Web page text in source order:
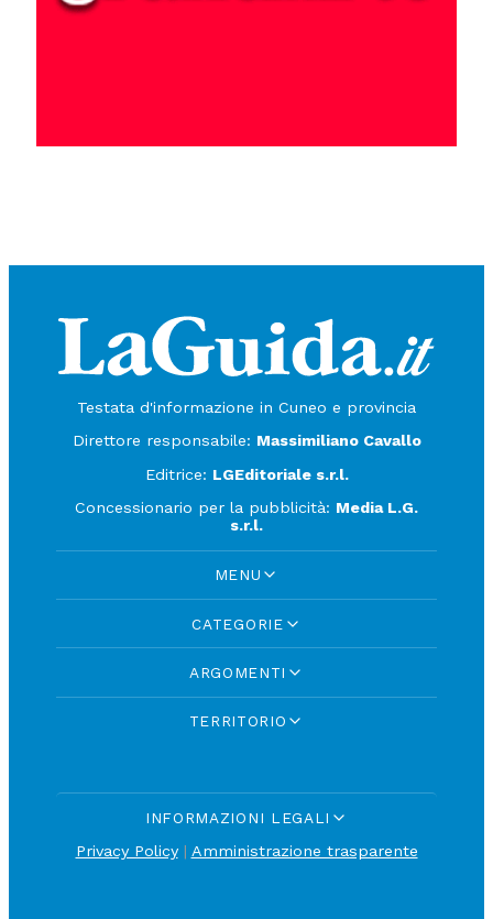
Testata d'informazione in Cuneo e provincia
Direttore responsabile: Massimiliano Cavallo
Editrice: LGEditoriale s.r.l.
Concessionario per la pubblicità: Media L.G.
s.r.l.
MENU
CATEGORIE
ARGOMENTI
TERRITORIO
INFORMAZIONI LEGALI
Privacy Policy| Amministrazione trasparente